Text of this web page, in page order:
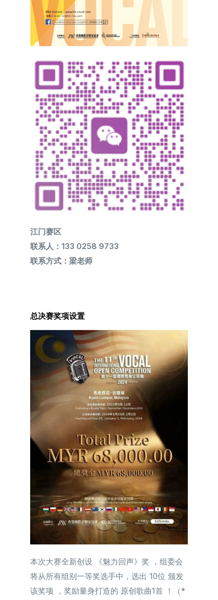
江门赛区
联系人：133 0258 9733
联系方式：梁老师
总决赛奖项设置
本次大赛全新创设 《魅力回声》奖 ，组委会
将从所有组别一等奖选⼿中，选出 10位 颁发
该奖项 ，奖励量身打造的 原创歌曲1首 ！（*